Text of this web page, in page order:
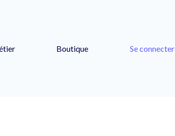
Boutique Se connecter